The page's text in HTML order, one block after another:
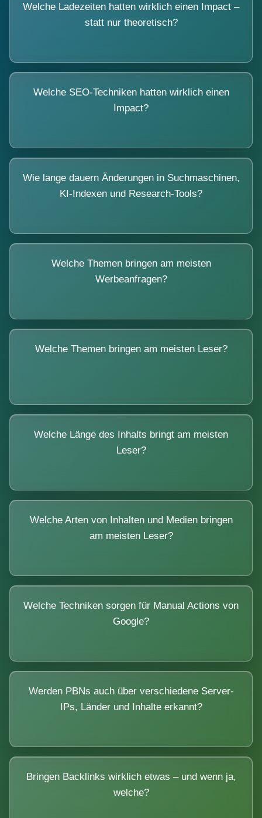
Welche Ladezeiten hatten wirklich einen Impact –
statt nur theoretisch?
Welche SEO-Techniken hatten wirklich einen
Impact?
Wie lange dauern Änderungen in Suchmaschinen,
KI-Indexen und Research-Tools?
Welche Themen bringen am meisten
Werbeanfragen?
Welche Themen bringen am meisten Leser?
Welche Länge des Inhalts bringt am meisten
Leser?
Welche Arten von Inhalten und Medien bringen
am meisten Leser?
Welche Techniken sorgen für Manual Actions von
Google?
Werden PBNs auch über verschiedene Server-
IPs, Länder und Inhalte erkannt?
Bringen Backlinks wirklich etwas – und wenn ja,
welche?